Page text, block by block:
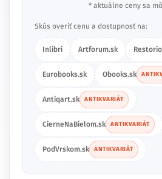
* aktuálne ceny sa
Skús overiť cenu a dostupnosť na:
Inlibri Artforum.sk
Eurobooks.sk Obooks.sk
Antiqart.sk ANTIKVARIÁT
CierneNaBielom.sk ANTIKVARIÁT
PodVrskom.sk ANTIKVARIÁT